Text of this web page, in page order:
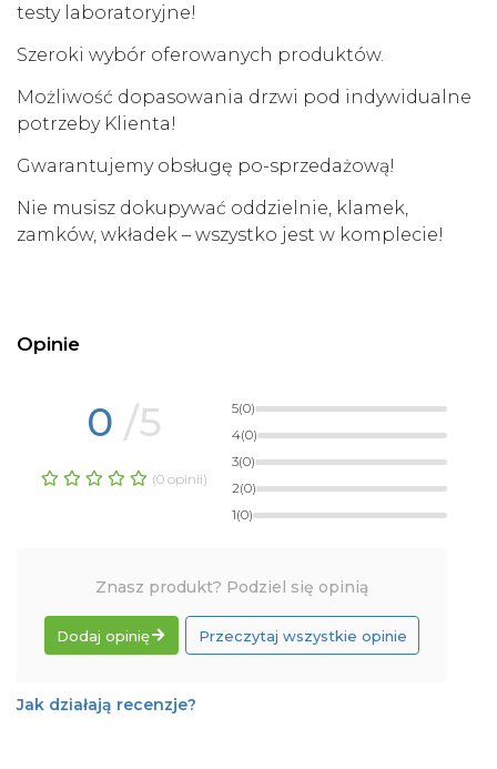
testy laboratoryjne!
Szeroki wybór oferowanych produktów.
Możliwość dopasowania drzwi pod indywidualne
potrzeby Klienta!
Gwarantujemy obsługę po-sprzedażową!
Nie musisz dokupywać oddzielnie, klamek,
zamków, wkładek – wszystko jest w komplecie!
Opinie
0 /5
(0 opinii)
5(0)
4(0)
3(0)
2(0)
1(0)
Znasz produkt? Podziel się opinią
Dodaj opinię Przeczytaj wszystkie opinie
Jak działają recenzje?